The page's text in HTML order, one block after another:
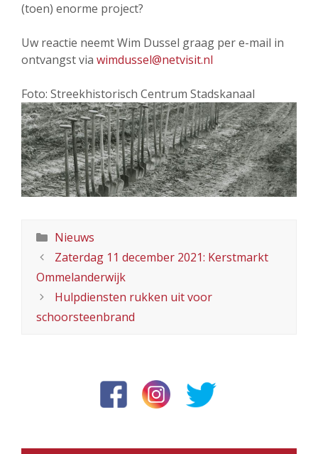
(toen) enorme project?
Uw reactie neemt Wim Dussel graag per e-mail in
ontvangst via wimdussel@netvisit.nl
Foto: Streekhistorisch Centrum Stadskanaal
Categorieën
Nieuws
Zaterdag 11 december 2021: Kerstmarkt
Ommelanderwijk
Hulpdiensten rukken uit voor
schoorsteenbrand